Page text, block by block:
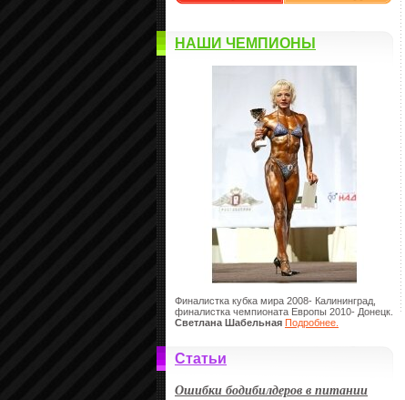
НАШИ ЧЕМПИОНЫ
Финалистка кубка мира 2008- Калининград,
финалистка чемпионата Европы 2010- Донецк.
Светлана Шабельная Подробнее.
Статьи
Ошибки бодибилдеров в питании